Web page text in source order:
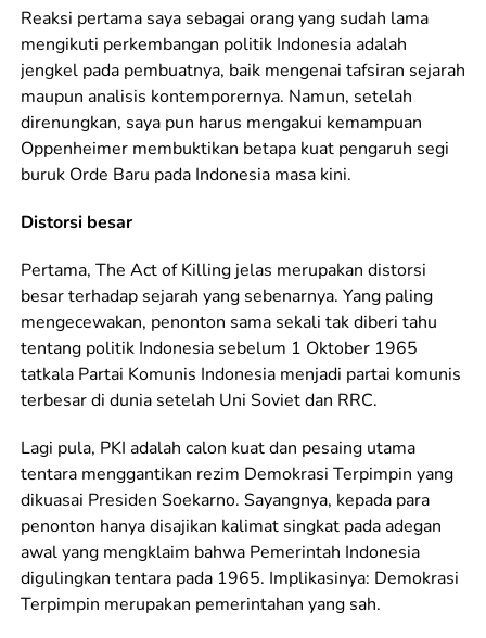
Reaksi pertama saya sebagai orang yang sudah lama
mengikuti perkembangan politik Indonesia adalah
jengkel pada pembuatnya, baik mengenai tafsiran sejarah
maupun analisis kontemporernya. Namun, setelah
direnungkan, saya pun harus mengakui kemampuan
Oppenheimer membuktikan betapa kuat pengaruh segi
buruk Orde Baru pada Indonesia masa kini.
Distorsi besar
Pertama, The Act of Killing jelas merupakan distorsi
besar terhadap sejarah yang sebenarnya. Yang paling
mengecewakan, penonton sama sekali tak diberi tahu
tentang politik Indonesia sebelum 1 Oktober 1965
tatkala Partai Komunis Indonesia menjadi partai komunis
terbesar di dunia setelah Uni Soviet dan RRC.
Lagi pula, PKI adalah calon kuat dan pesaing utama
tentara menggantikan rezim Demokrasi Terpimpin yang
dikuasai Presiden Soekarno. Sayangnya, kepada para
penonton hanya disajikan kalimat singkat pada adegan
awal yang mengklaim bahwa Pemerintah Indonesia
digulingkan tentara pada 1965. Implikasinya: Demokrasi
Terpimpin merupakan pemerintahan yang sah.